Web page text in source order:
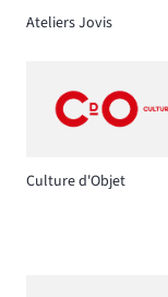
Ateliers Jovis
Culture d'Objet